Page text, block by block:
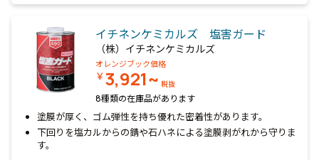
イチネンケミカルズ 塩害ガード
（株）イチネンケミカルズ
オレンジブック価格
￥3,921~ 税抜
8種類の在庫品があります
塗膜が厚く、ゴム弾性を持ち優れた密着性があります。
下回りを塩カルからの錆や石ハネによる塗膜剥がれから守りま
す。